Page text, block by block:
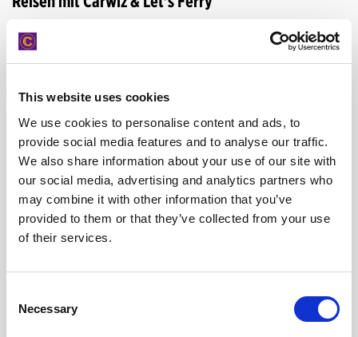
This website uses cookies
We use cookies to personalise content and ads, to
provide social media features and to analyse our traffic.
We also share information about your use of our site with
our social media, advertising and analytics partners who
may combine it with other information that you’ve
provided to them or that they’ve collected from your use
of their services.
Selection
Necessary
Autovermietungsangebote ohne Ende!
Wir reisen gemeinsam zu den beliebtesten Zielen in Griechenland und im
auch ein Auto für Ihr Ziel zu den besten Mietpreisen von Carwiz buchen.
Ein paar Worte über Let's Ferry
LET'S FERRY ist eine preisgekrönte Online-Buchungsplattform für
Schiffsreisen, die zuverlässigen Service, Schnelligkeit und modernste
Das Unternehmen bietet seine Dienste auch über seine Filialen im Hafen